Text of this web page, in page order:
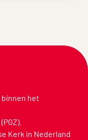
het
Kerk in Nederland